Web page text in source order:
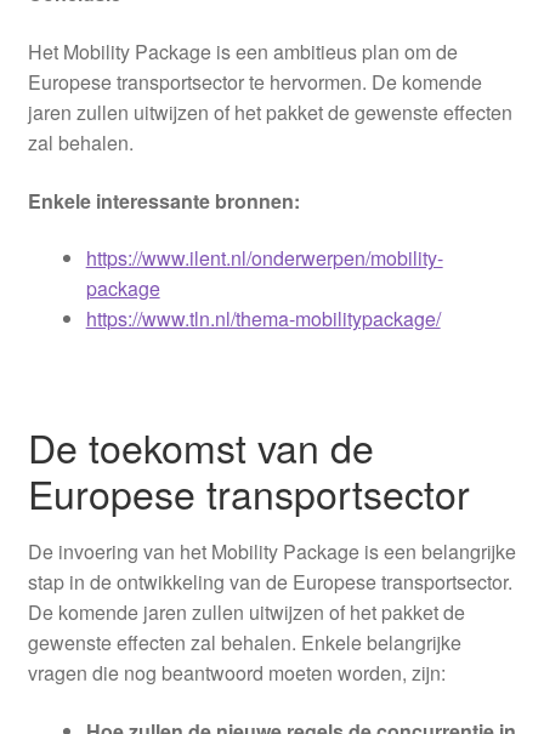
Het Mobility Package is een ambitieus plan om de
Europese transportsector te hervormen. De komende
jaren zullen uitwijzen of het pakket de gewenste effecten
zal behalen.
Enkele interessante bronnen:
https://www.ilent.nl/onderwerpen/mobility-
package
https://www.tln.nl/thema-mobilitypackage/
De toekomst van de
Europese transportsector
De invoering van het Mobility Package is een belangrijke
stap in de ontwikkeling van de Europese transportsector.
De komende jaren zullen uitwijzen of het pakket de
gewenste effecten zal behalen. Enkele belangrijke
vragen die nog beantwoord moeten worden, zijn: